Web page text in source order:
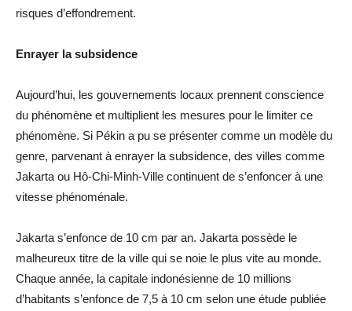
risques d’effondrement.
Enrayer la subsidence
Aujourd’hui, les gouvernements locaux prennent conscience
du phénomène et multiplient les mesures pour le limiter ce
phénomène. Si Pékin a pu se présenter comme un modèle du
genre, parvenant à enrayer la subsidence, des villes comme
Jakarta ou Hô-Chi-Minh-Ville continuent de s’enfoncer à une
vitesse phénoménale.
Jakarta s’enfonce de 10 cm par an. Jakarta possède le
malheureux titre de la ville qui se noie le plus vite au monde.
Chaque année, la capitale indonésienne de 10 millions
d’habitants s’enfonce de 7,5 à 10 cm selon une étude publiée